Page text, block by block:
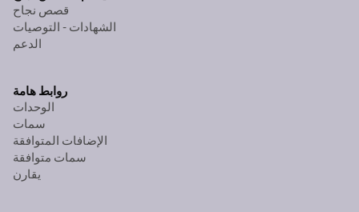
قصص نجاح
الشهادات - التوصيات
الدعم
روابط هامة
الوحدات
سمات
الإضافات المتوافقة
سمات متوافقة
يقارن